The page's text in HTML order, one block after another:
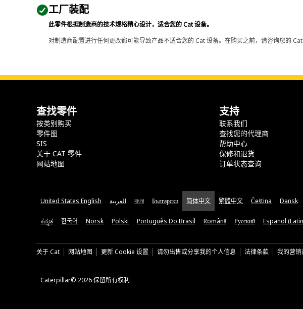
工厂装配
此零件根据制造商的技术规格精心设计，适合您的 Cat 设备。
对制造商配置进行任何更改都可能导致产品不适合您的 Cat 设备。在购买之前，请咨询您的
查找零件
按类别购买
零件图
SIS
关于 CAT 零件
网站地图
支持
联系我们
查找您的代理商
帮助中心
保修和退货
订单状态查询
United States English العربية বাংলা Български 简体中文 繁體中文 Čeština Dansk
ಕನ್ನಡ 한국어 Norsk Polski Português Do Brasil Română Русский Español
关于 Cat 网站地图 更新 Cookie 设置 请勿出售或分享我的个人信息 法律条款 我的营
Caterpillar© 2026 保留所有权利